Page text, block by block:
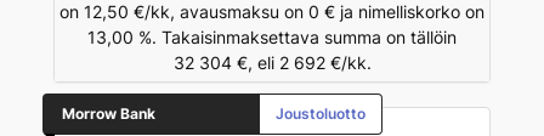
on 12,50 €/kk, avausmaksu on 0 € ja nimelliskorko on
13,00 %. Takaisinmaksettava summa on tällöin
32 304 €, eli 2 692 €/kk.
Morrow Bank Joustoluotto